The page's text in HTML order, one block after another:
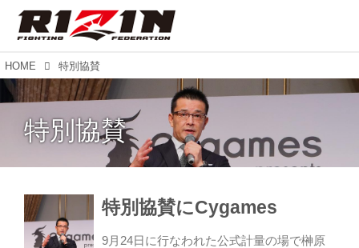
HOME 特別協賛
特別協賛
特別協賛にCygames
9月24日に行なわれた公式計量の場で榊原